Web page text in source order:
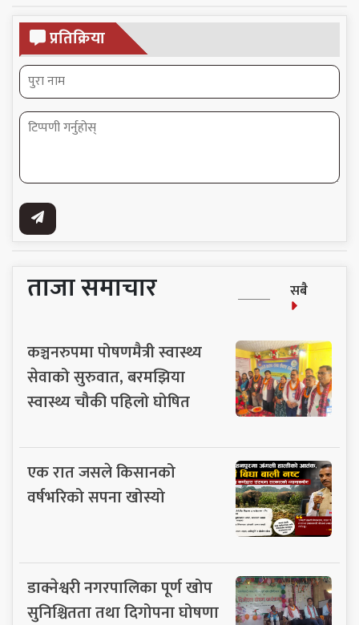
प्रतिक्रिया
ताजा समाचार सबै
कञ्चनरुपमा पोषणमैत्री स्वास्थ्य
सेवाको सुरुवात, बरमझिया
स्वास्थ्य चौकी पहिलो घोषित
एक रात जसले किसानको
वर्षभरिको सपना खोस्यो
डाक्नेश्वरी नगरपालिका पूर्ण खोप
सुनिश्चितता तथा दिगोपना घोषणा